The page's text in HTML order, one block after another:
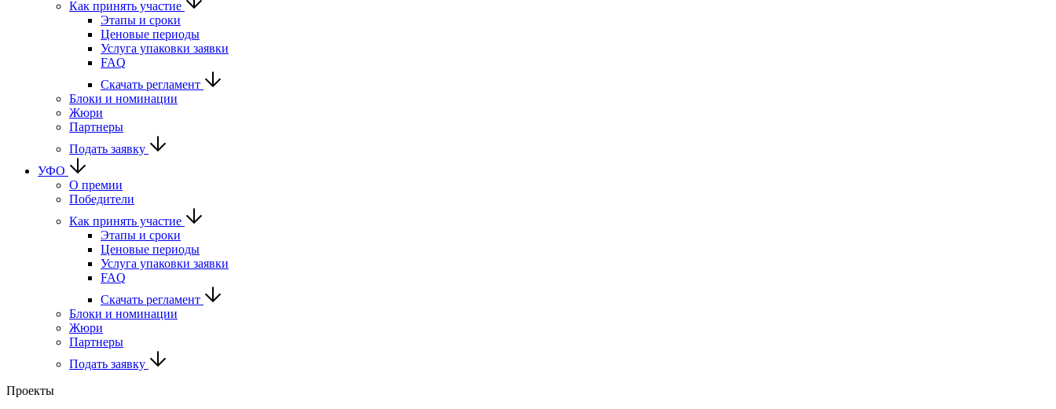
Как принять участие
Этапы и сроки
Ценовые периоды
Услуга упаковки заявки
FAQ
Скачать регламент
Блоки и номинации
Жюри
Партнеры
Подать заявку
УФО
О премии
Победители
Как принять участие
Этапы и сроки
Ценовые периоды
Услуга упаковки заявки
FAQ
Скачать регламент
Блоки и номинации
Жюри
Партнеры
Подать заявку
Проекты